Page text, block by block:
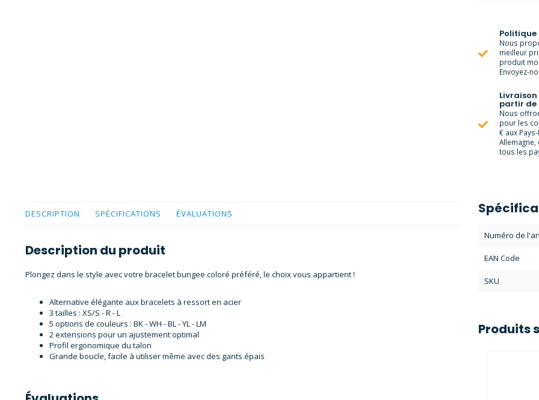
Politique
Nous
meilleur
produit
Envoyez-
partir de
Nous
pour les
€ aux
tous les
DESCRIPTION SPÉCIFICATIONS ÉVALUATIONS
Description du produit
Plongez dans le style avec votre bracelet bungee coloré préféré, le choix vous appartient !
Alternative élégante aux bracelets à ressort en acier
3 tailles : XS/S - R - L
5 options de couleurs : BK - WH - BL - YL - LM
2 extensions pour un ajustement optimal
Profil ergonomique du talon
Grande boucle, facile à utiliser même avec des gants épais
Numéro de
EAN Code
SKU
Produits